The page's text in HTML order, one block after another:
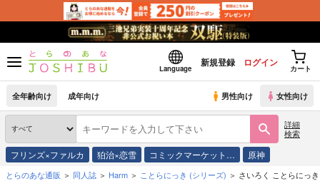
Language
新規登録 ログイン
カート
全年齢向け 成年向け 男性向け 女性向け
詳細
検索
フリンズ×ファルカ 狛治×恋雪 コミックマーケット… 原神
とらのあな通販 同人誌 Harm ことらにっき (シリーズ) さいろく ことらにっき